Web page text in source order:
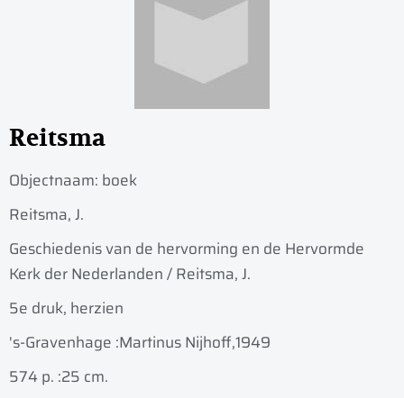
Reitsma
Objectnaam: boek
Reitsma, J.
Geschiedenis van de hervorming en de Hervormde
Kerk der Nederlanden / Reitsma, J.
5e druk, herzien
's-Gravenhage :Martinus Nijhoff,1949
574 p. :25 cm.